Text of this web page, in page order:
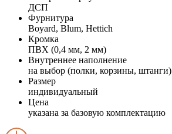
ДСП
Фурнитура
Boyard, Blum, Hettich
Кромка
ПВХ (0,4 мм, 2 мм)
Внутреннее наполнение
на выбор (полки, корзины, штанги)
Размер
индивидуальный
Цена
указана за базовую комплектацию